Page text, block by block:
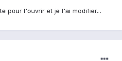
pour l'ouvrir et je l'ai modifier...